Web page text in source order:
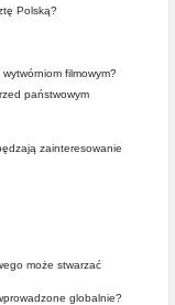
Polską?
filmowym?
państwowym
zainteresowanie
może stwarzać
globalnie?